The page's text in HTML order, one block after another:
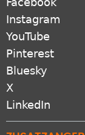
Instagram
YouTube
Pinterest
Bluesky
X
LinkedIn